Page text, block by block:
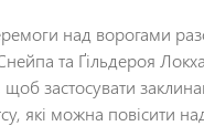
над ворогами
та Ґільдероя
застосувати
які можна повісити